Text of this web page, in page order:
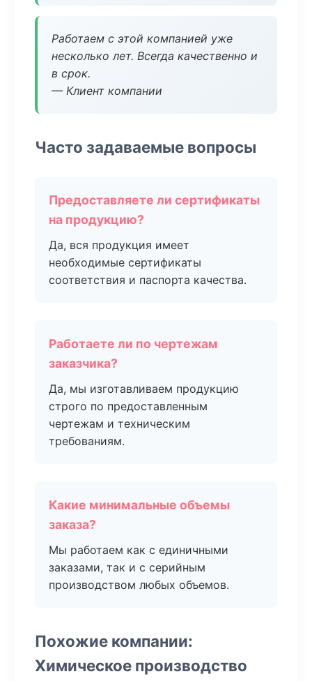
Работаем с этой компанией уже
несколько лет. Всегда качественно и
в срок.
— Клиент компании
Часто задаваемые вопросы
Предоставляете ли сертификаты
на продукцию?
Да, вся продукция имеет
необходимые сертификаты
соответствия и паспорта качества.
Работаете ли по чертежам
заказчика?
Да, мы изготавливаем продукцию
строго по предоставленным
чертежам и техническим
требованиям.
Какие минимальные объемы
заказа?
Мы работаем как с единичными
заказами, так и с серийным
производством любых объемов.
Похожие компании:
Химическое производство